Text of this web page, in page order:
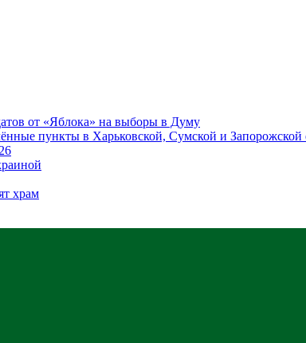
от «Яблока» на выборы в Думу
пункты в Харьковской, Сумской и Запорожской
храм